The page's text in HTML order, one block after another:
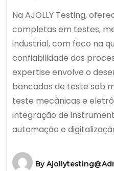
Na AJOLLY Testing,
completas em testes,
industrial, com foco na
confiabilidade dos
expertise envolve o
bancadas de teste sob
teste mecânicas e
integração de
automação e
By